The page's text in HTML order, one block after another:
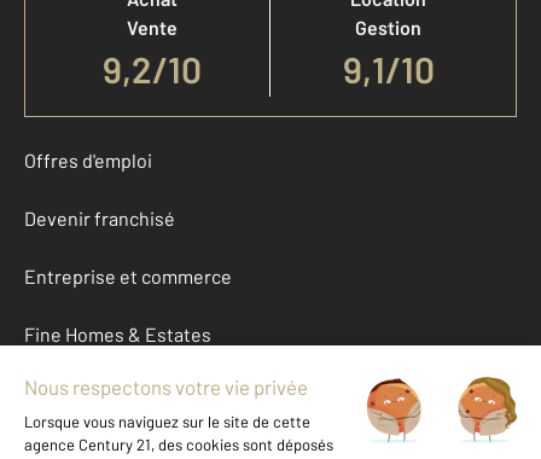
Vente
9,2/10
Gestion
9,1/10
Offres d'emploi
Devenir franchisé
Entreprise et commerce
Fine Homes & Estates
À propos
International